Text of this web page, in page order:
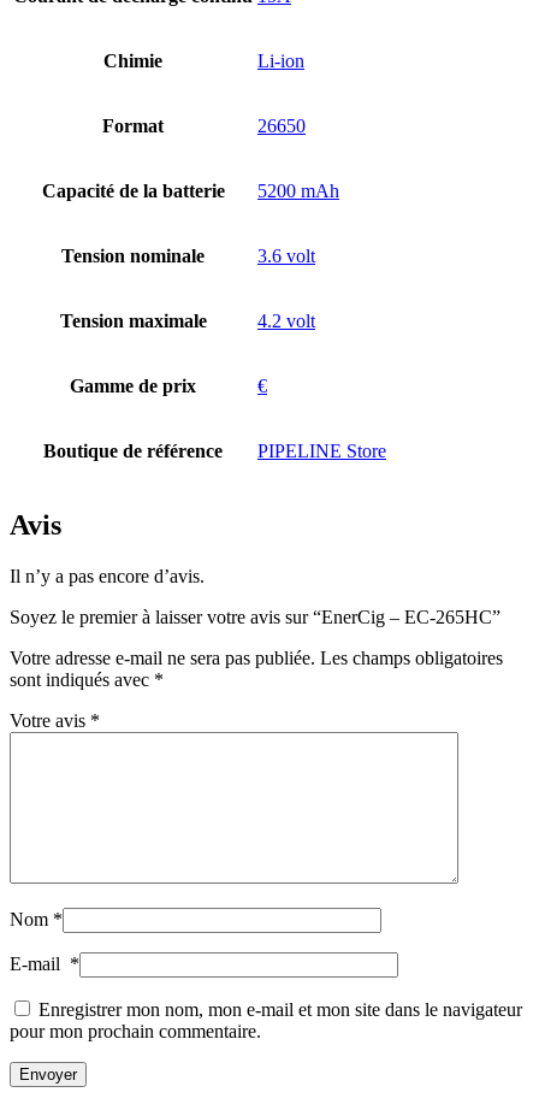
Chimie Li-ion
Format 26650
Capacité de la batterie 5200 mAh
Tension nominale 3.6 volt
Tension maximale 4.2 volt
Gamme de prix €
Boutique de référence PIPELINE Store
Avis
Il n’y a pas encore d’avis.
Soyez le premier à laisser votre avis sur “EnerCig – EC-265HC”
Votre adresse e-mail ne sera pas publiée. Les champs obligatoires
sont indiqués avec *
Votre avis *
Nom *
E-mail *
Enregistrer mon nom, mon e-mail et mon site dans le navigateur
pour mon prochain commentaire.
Envoyer